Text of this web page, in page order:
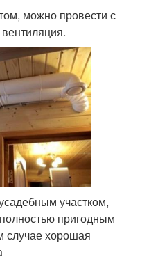
можно провести с
участком,
пригодным
случае хорошая